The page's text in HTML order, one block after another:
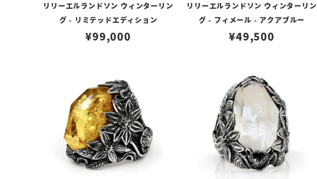
リリーエルランドソン ウィンターリン
グ - リミテッドエディション
¥99,000
リリーエルランドソン ウィンターリン
グ - フィメール - アクアブルー
¥49,500